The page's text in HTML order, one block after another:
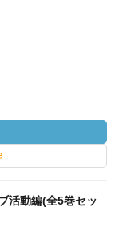
活動編(全5巻セッ